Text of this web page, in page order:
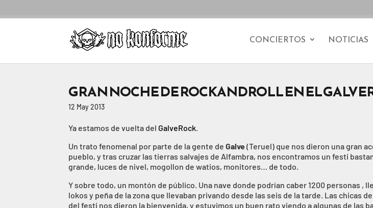
CONCIERTOS NOTICIAS
GRAN NOCHE DE ROCKANDROLL EN EL
12 May 2013
Ya estamos de vuelta del GalveRock.
Un trato fenomenal por parte de la gente deGalve (Teruel) que nos dieron una gran
pueblo, y tras cruzar las tierras salvajes de Alfambra, nos encontramos un festi
grande, luces de nivel, mogollon de watios, monitores… de todo.
Y sobre todo, un montón de público. Una nave donde podrían caber 1200 personas ,
lokos y peña de la zona que llevaban privando desde las seis de la tarde. Las chicas
del festi nos dieron la bienvenida, y estuvimos un buen rato viendo a algunas de las